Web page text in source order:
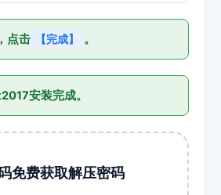
点击 【完成】 。
安装完成。
免费获取解压密码